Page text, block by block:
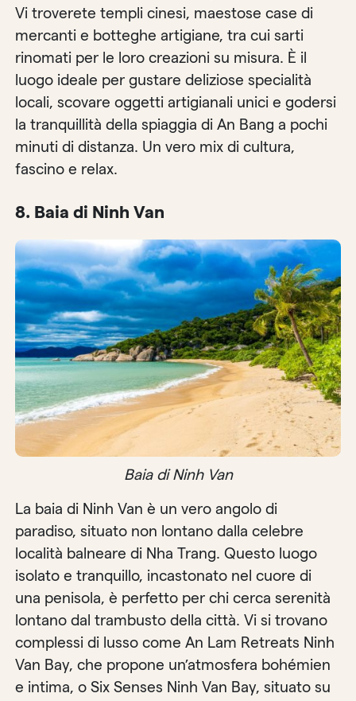
Vi troverete templi cinesi, maestose case di
mercanti e botteghe artigiane, tra cui sarti
rinomati per le loro creazioni su misura. È il
luogo ideale per gustare deliziose specialità
locali, scovare oggetti artigianali unici e godersi
la tranquillità della spiaggia di An Bang a pochi
minuti di distanza. Un vero mix di cultura,
fascino e relax.
8. Baia di Ninh Van
Baia di Ninh Van
La baia di Ninh Van è un vero angolo di
paradiso, situato non lontano dalla celebre
località balneare di Nha Trang. Questo luogo
isolato e tranquillo, incastonato nel cuore di
una penisola, è perfetto per chi cerca serenità
lontano dal trambusto della città. Vi si trovano
complessi di lusso come An Lam Retreats Ninh
Van Bay, che propone un’atmosfera bohémien
e intima, o Six Senses Ninh Van Bay, situato su